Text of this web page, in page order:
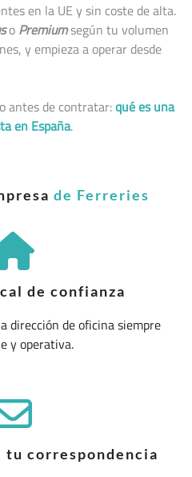
en la UE y sin coste de alta.
o Premiumsegún tu volumen
y empieza a operar desde
antes de contratar:qué es una
en España.
de Ferreries
de confianza
dirección de oficina siempre
y operativa.
tu correspondencia